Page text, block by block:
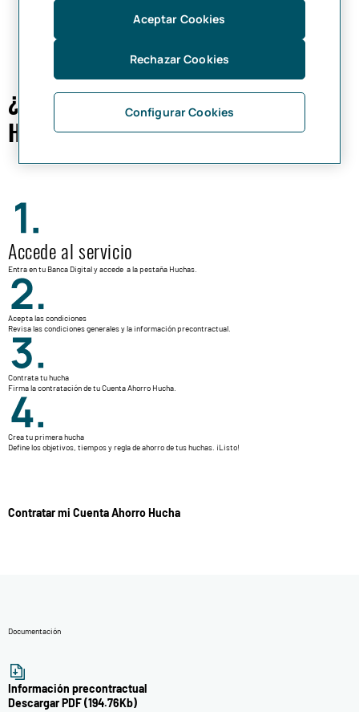
¿Cómo abro una Cuenta Ahorro
Hucha?
Accede al servicio
Entra en tu Banca Digital y accede a la pestaña Huchas.
Acepta las condiciones
Revisa las condiciones generales y la información precontractual.
Contrata tu hucha
Firma la contratación de tu Cuenta Ahorro Hucha.
Crea tu primera hucha
Define los objetivos, tiempos y regla de ahorro de tus huchas. ¡Listo!
Contratar mi Cuenta Ahorro Hucha
Documentación
Información precontractual
Descargar PDF (194.76Kb)
Configurar Cookies
Rechazar Cookies
Aceptar Cookies